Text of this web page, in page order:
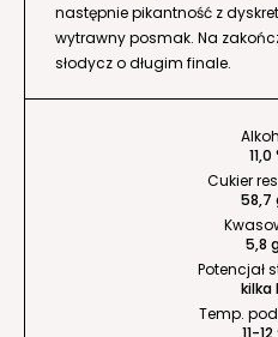
następnie pikantność z
wytrawny posmak. Na
słodycz o długim finale.
11,0
Cukier
58,7
5,8
Potencjał
kilka
Temp.